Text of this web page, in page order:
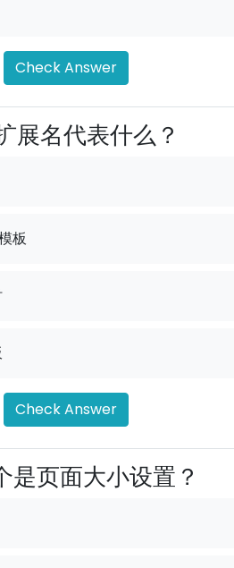
Check Answer
展名代表什么？
板
Check Answer
是页面大小设置？